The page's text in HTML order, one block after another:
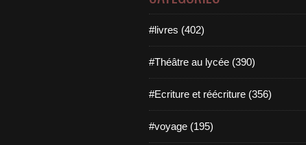
#livres (402)
#Théâtre au lycée (390)
#Ecriture et réécriture (356)
#voyage (195)